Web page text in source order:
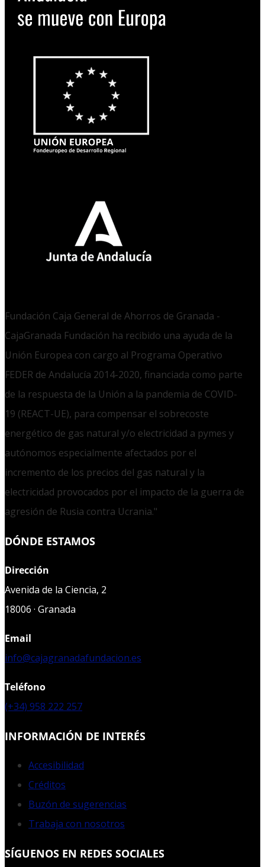
Fundación Caja General de Ahorros de Granada -
CajaGranada Fundación ha recibido una ayuda de la
Unión Europea con cargo al Programa Operativo
FEDER de Andalucía 2014-2020, financiada como parte
de la respuesta de la Unión a la pandemia de COVID-
19 (REACT-UE), para compensar el sobrecoste
energético de gas natural y/o electricidad a pymes y
autónomos especialmente afectados por el
incremento de los precios del gas natural y la
electricidad provocados por el impacto de la guerra de
agresión de Rusia contra Ucrania."
DÓNDE ESTAMOS
Dirección
Avenida de la Ciencia, 2
18006 · Granada
Email
info@cajagranadafundacion.es
Teléfono
(+34) 958 222 257
INFORMACIÓN DE INTERÉS
Accesibilidad
Créditos
Buzón de sugerencias
Trabaja con nosotros
SÍGUENOS EN REDES SOCIALES